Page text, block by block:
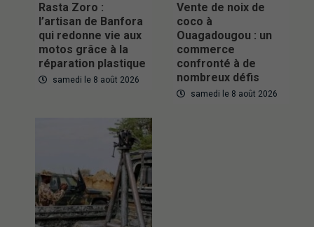
Rasta Zoro :
l’artisan de Banfora
qui redonne vie aux
motos grâce à la
réparation plastique
samedi le 8 août 2026
Vente de noix de
coco à
Ouagadougou : un
commerce
confronté à de
nombreux défis
samedi le 8 août 2026